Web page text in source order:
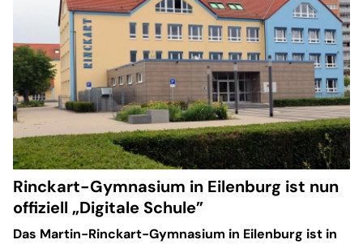
Rinckart-Gymnasium in Eilenburg ist nun
offiziell „Digitale Schule”
Das Martin-Rinckart-Gymnasium in Eilenburg ist in